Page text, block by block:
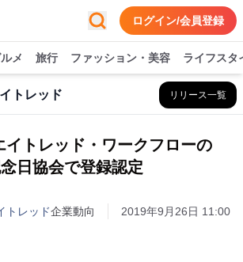
ログイン/会員登録
メ 旅行 ファッション・美容 ライフスタ
トレッド リリース一覧
イトレッド・ワークフローの
日協会で登録認定
トレッド企業動向 2019年9月26日 11:00